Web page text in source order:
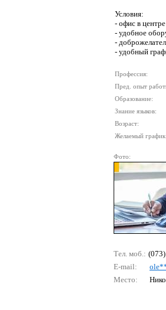
Условия:
- офис в
- удобное
-
- удобный
Профессия:
Пред. опыт
Образование:
Знание языков:
Возраст:
Желаемый
Фото:
Тел. моб.: (073)
E-mail:
Место: